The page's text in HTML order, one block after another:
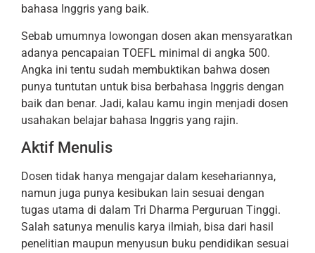
bahasa Inggris yang baik.
Sebab umumnya lowongan dosen akan mensyaratkan
adanya pencapaian TOEFL minimal di angka 500.
Angka ini tentu sudah membuktikan bahwa dosen
punya tuntutan untuk bisa berbahasa Inggris dengan
baik dan benar. Jadi, kalau kamu ingin menjadi dosen
usahakan belajar bahasa Inggris yang rajin.
Aktif Menulis
Dosen tidak hanya mengajar dalam kesehariannya,
namun juga punya kesibukan lain sesuai dengan
tugas utama di dalam Tri Dharma Perguruan Tinggi.
Salah satunya menulis karya ilmiah, bisa dari hasil
penelitian maupun menyusun buku pendidikan sesuai